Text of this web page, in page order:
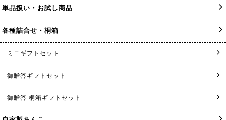
単品扱い・お試し商品
各種詰合せ・桐箱
ミニギフトセット
御贈答ギフトセット
御贈答 桐箱ギフトセット